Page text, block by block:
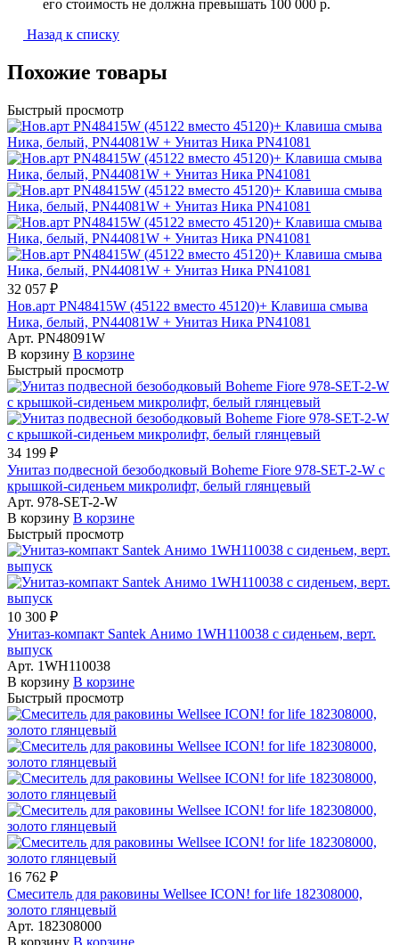
его стоимость не должна превышать 100 000 р.
Назад к списку
Похожие товары
Быстрый просмотр
32 057 ₽
Нов.арт PN48415W (45122 вместо 45120)+ Клавиша смыва
Ника, белый, PN44081W + Унитаз Ника PN41081
Арт. PN48091W
В корзину В корзине
Быстрый просмотр
34 199 ₽
Унитаз подвесной безободковый Boheme Fiore 978-SET-2-W с
крышкой-сиденьем микролифт, белый глянцевый
Арт. 978-SET-2-W
В корзину В корзине
Быстрый просмотр
10 300 ₽
Унитаз-компакт Santek Анимо 1WH110038 с сиденьем, верт.
выпуск
Арт. 1WH110038
В корзину В корзине
Быстрый просмотр
16 762 ₽
Смеситель для раковины Wellsee ICON! for life 182308000,
золото глянцевый
Арт. 182308000
В корзину В корзине